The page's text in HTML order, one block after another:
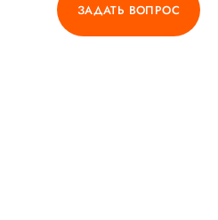
ЗАДАТЬ ВОПРОС